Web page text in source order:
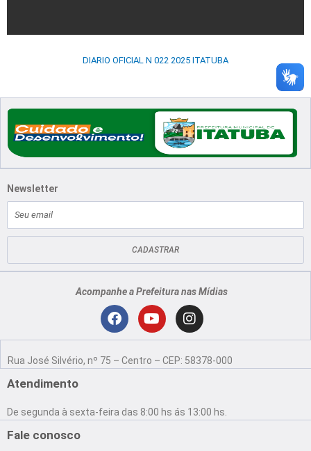
DIARIO OFICIAL N 022 2025 ITATUBA
Newsletter
mail
CADASTRAR
Acompanhe a Prefeitura nas Mídias
F
c
o
o
Y
u
b
e
I
n
s
g
r
Rua José Silvério, nº 75 – Centro – CEP: 58378-000
Atendimento
De segunda à sexta-feira das 8:00 hs ás 13:00 hs.
Fale conosco